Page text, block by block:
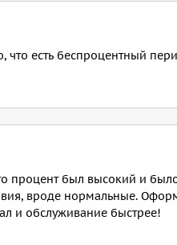
есть беспроцентный
процент был высокий и
вроде нормальные.
и обслуживание быстрее!